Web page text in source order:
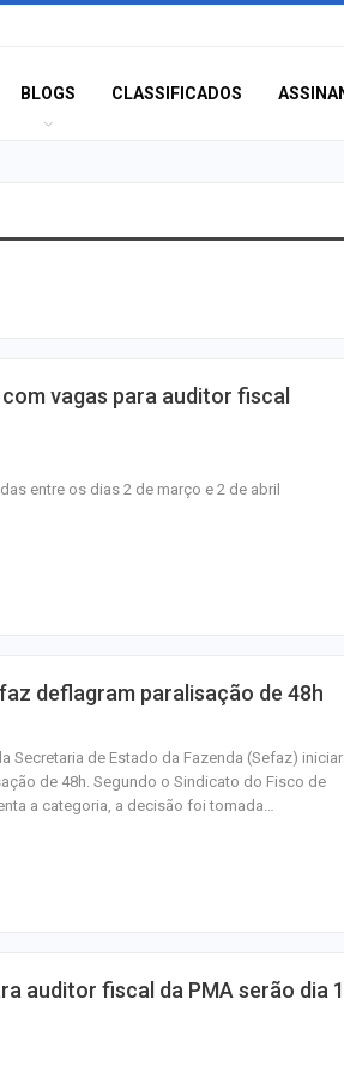
BLOGS CLASSIFICADOS
vagas para auditor fiscal
entre os dias 2 de março e 2 de abril
deflagram paralisação de 48h
Secretaria de Estado da Fazenda (Sefaz)
de 48h. Segundo o Sindicato do Fisco de
a categoria, a decisão foi tomada…
auditor fiscal da PMA serão dia
Corregedoria
Rede de
oportunidades
Homem é
diagnóstico da…